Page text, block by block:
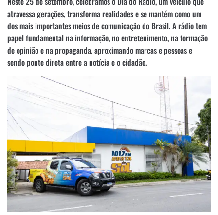
atravessa gerações, transforma realidades e se mantém como um
dos mais importantes meios de comunicação do Brasil. A rádio tem
papel fundamental na informação, no entretenimento, na formação
de opinião e na propaganda, aproximando marcas e pessoas e
sendo ponte direta entre a notícia e o cidadão.